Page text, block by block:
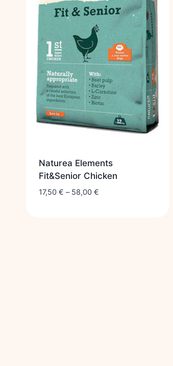
Naturea Elements
Fit&Senior Chicken
17,50 € – 58,00 €